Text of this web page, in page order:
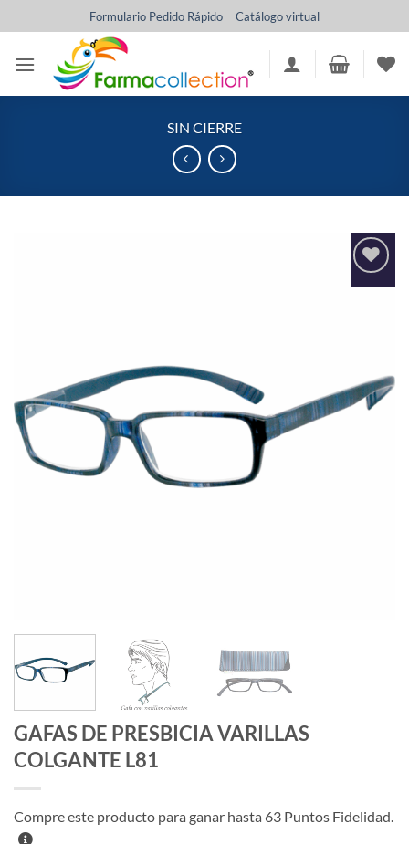
al
contenido
Formulario Pedido Rápido Catálogo virtual
SIN CIERRE
Añadir
GAFAS DE PRESBICIA VARILLAS
COLGANTE L81
Compre este producto para ganar hasta 63 Puntos Fidelidad.